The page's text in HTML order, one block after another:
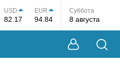
USD
82.17
EUR
94.84
Суббота
8 августа